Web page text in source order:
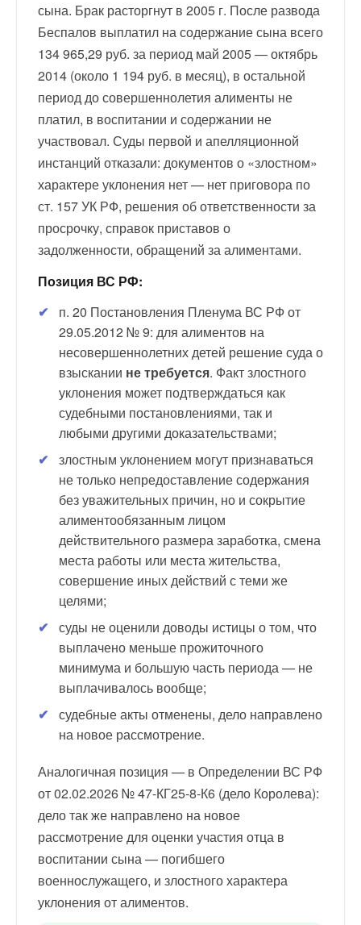
сына. Брак расторгнут в 2005 г. После развода
Беспалов выплатил на содержание сына всего
134 965,29 руб. за период май 2005 — октябрь
2014 (около 1 194 руб. в месяц), в остальной
период до совершеннолетия алименты не
платил, в воспитании и содержании не
участвовал. Суды первой и апелляционной
инстанций отказали: документов о «злостном»
характере уклонения нет — нет приговора по
ст. 157 УК РФ, решения об ответственности за
просрочку, справок приставов о
задолженности, обращений за алиментами.
Позиция ВС РФ:
п. 20 Постановления Пленума ВС РФ от
29.05.2012 № 9: для алиментов на
несовершеннолетних детей решение суда о
взыскании не требуется. Факт злостного
уклонения может подтверждаться как
судебными постановлениями, так и
любыми другими доказательствами;
злостным уклонением могут признаваться
не только непредоставление содержания
без уважительных причин, но и сокрытие
алиментообязанным лицом
действительного размера заработка, смена
места работы или места жительства,
совершение иных действий с теми же
целями;
суды не оценили доводы истицы о том, что
выплачено меньше прожиточного
минимума и большую часть периода — не
выплачивалось вообще;
судебные акты отменены, дело направлено
на новое рассмотрение.
Аналогичная позиция — в Определении ВС РФ
от 02.02.2026 № 47-КГ25-8-К6 (дело Королева):
дело так же направлено на новое
рассмотрение для оценки участия отца в
воспитании сына — погибшего
военнослужащего, и злостного характера
уклонения от алиментов.